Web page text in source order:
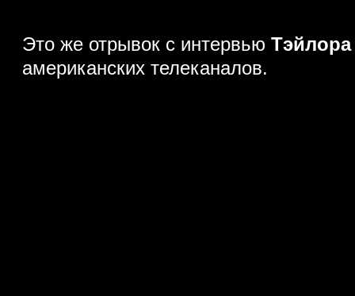
Это же отрывок с интервью
американских телеканалов.